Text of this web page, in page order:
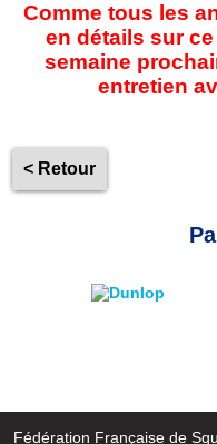
Comme tous les
en détails sur
semaine
entretien
< Retour
Fédération Française de